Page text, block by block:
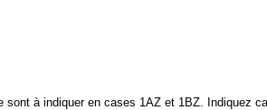
à indiquer en cases 1AZ et 1BZ. Indiquez